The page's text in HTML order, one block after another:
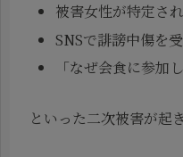
被害女性が特定さ
SNSで誹謗中傷を
「なぜ会食に参加
といった二次被害が起